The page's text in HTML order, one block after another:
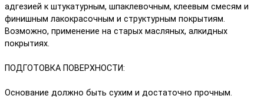
адгезией к штукатурным, шпаклевочным, клеевым смесям и
финишным лакокрасочным и структурным покрытиям.
Возможно, применение на старых масляных, алкидных
покрытиях.
ПОДГОТОВКА ПОВЕРХНОСТИ:
Основание должно быть сухим и достаточно прочным.